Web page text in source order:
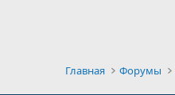
Главная Форумы